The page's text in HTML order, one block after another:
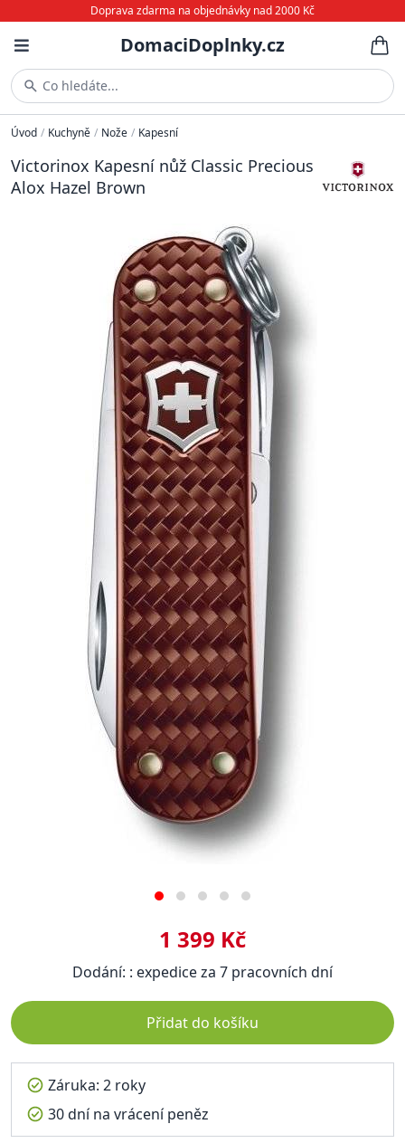
Doprava zdarma na objednávky nad 2000 Kč
DomaciDoplnky.cz
Co hledáte...
Úvod / Kuchyně / Nože / Kapesní
Victorinox Kapesní nůž Classic Precious
Alox Hazel Brown
1 399 Kč
Dodání: : expedice za 7 pracovních dní
Přidat do košíku
Záruka: 2 roky
30 dní na vrácení peněz